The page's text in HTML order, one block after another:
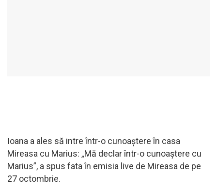
Ioana a ales să intre într-o cunoaștere în casa
Mireasa cu Marius: „Mă declar într-o cunoaștere cu
Marius”, a spus fata în emisia live de Mireasa de pe
27 octombrie.